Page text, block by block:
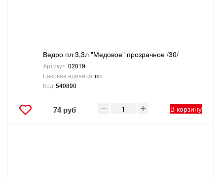
Ведро пл 3,3л "Медовое" прозрачное /30/
Артикул 02019
Базовая единица шт
Код 540890
74 руб В корзину